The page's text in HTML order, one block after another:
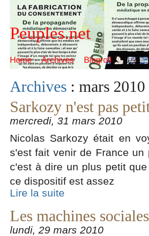
Peuples.net
Home Archives Blogroll
Archives : mars 2010
Sarkozy n'est pas
mercredi, 31 mars 2010
Nicolas Sarkozy était en
s'est fait venir de France
c'est à dire un plus petit
ce dispositif est assez
Lire la suite
Les machines
lundi, 29 mars 2010